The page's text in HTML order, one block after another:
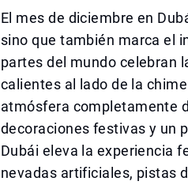
El mes de diciembre en
sino que también marca el
partes del mundo celebran
calientes al lado de la
atmósfera completamente
decoraciones festivas y un
Dubái eleva la experiencia
nevadas artificiales, pistas